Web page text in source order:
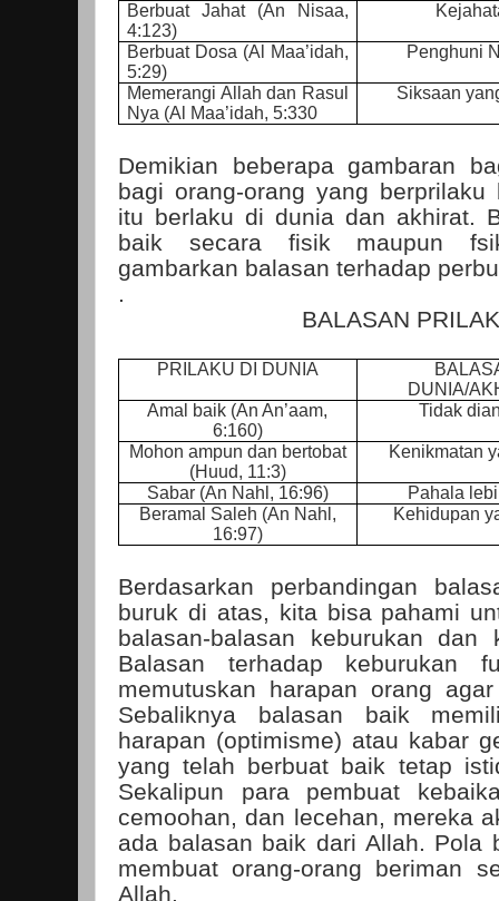
Berbuat Jahat (An Nisaa,
4:123)
Berbuat Dosa (Al Maa’idah,
5:29)
Penghuni
Memerangi Allah dan Rasul
Nya (Al Maa’idah, 5:330
Siksaan
Demikian beberapa gambaran
bagi orang-orang yang
itu berlaku di dunia dan akhirat.
baik secara fisik maupun
gambarkan balasan terhadap
.
BALASAN
PRILAKU DI DUNIA
DUNIA/
Amal baik (An An’aam,
6:160)
Tidak
Mohon ampun dan bertobat
(Huud, 11:3)
Kenikmatan
Sabar (An Nahl, 16:96)
Pahala
Beramal Saleh (An Nahl,
16:97)
Kehidupan
Berdasarkan perbandingan
buruk di atas, kita bisa pahami
balasan-balasan keburukan dan
Balasan terhadap keburukan
memutuskan harapan orang
Sebaliknya balasan baik
harapan (optimisme) atau kabar
yang telah berbuat baik tetap
Sekalipun para pembuat
cemoohan, dan lecehan, mereka
ada balasan baik dari Allah. Pola
membuat orang-orang beriman
Allah.